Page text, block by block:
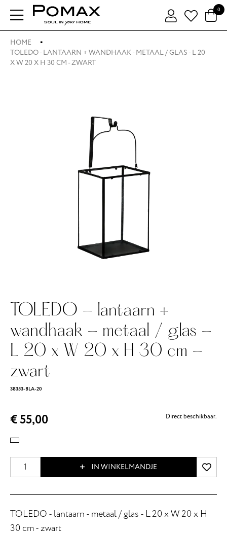
0
HOME
TOLEDO - LANTAARN + WANDHAAK - METAAL / GLAS - L 20
X W 20 X H 30 CM - ZWART
TOLEDO - lantaarn +
wandhaak - metaal / glas -
L 20 x W 20 x H 30 cm -
zwart
38353-BLA-20
€ 55,00 Direct beschikbaar.
IN WINKELMANDJE
TOLEDO - lantaarn - metaal / glas - L 20 x W 20 x H
30 cm - zwart